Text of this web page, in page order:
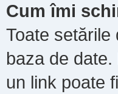
Cum îmi
Toate
baza de
un link poate